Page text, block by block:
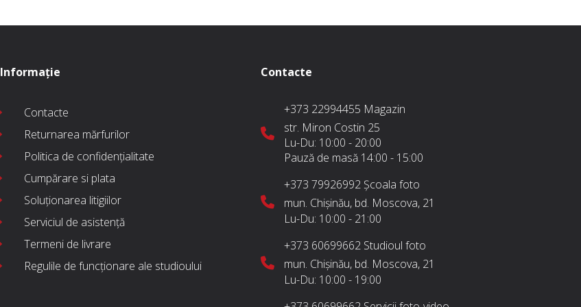
Informație
Contacte
Returnarea mărfurilor
Politica de confidențialitate
Cumpărare si plata
Soluționarea litigiilor
Serviciul de asistență
Termeni de livrare
Regulile de funcționare ale studioului
Contacte
+373 22994455 Magazin
str. Miron Costin 25
Lu-Du: 10:00 - 20:00
Pauză de masă 14:00 - 15:00
+373 79926992 Școala foto
mun. Chișinău, bd. Moscova, 21
Lu-Du: 10:00 - 21:00
+373 60699662 Studioul foto
mun. Chișinău, bd. Moscova, 21
Lu-Du: 10:00 - 19:00